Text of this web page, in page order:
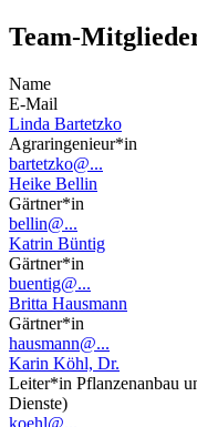
Team-
Name
E-Mail
Linda Bartetzko
Agraringenieur*in
bartetzko@...
Heike Bellin
Gärtner*in
bellin@...
Katrin Büntig
Gärtner*in
buentig@...
Britta Hausmann
Gärtner*in
hausmann@...
Karin Köhl, Dr.
Leiter*in Pflanzenanbau
Dienste)
koehl@...